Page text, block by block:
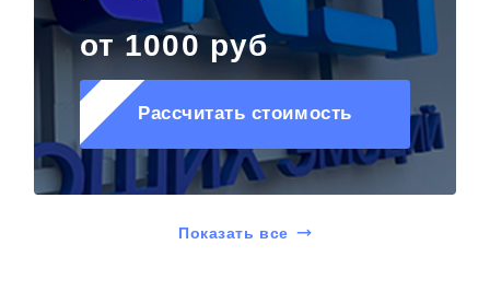
от 1000 руб
Рассчитать стоимость
Показать все